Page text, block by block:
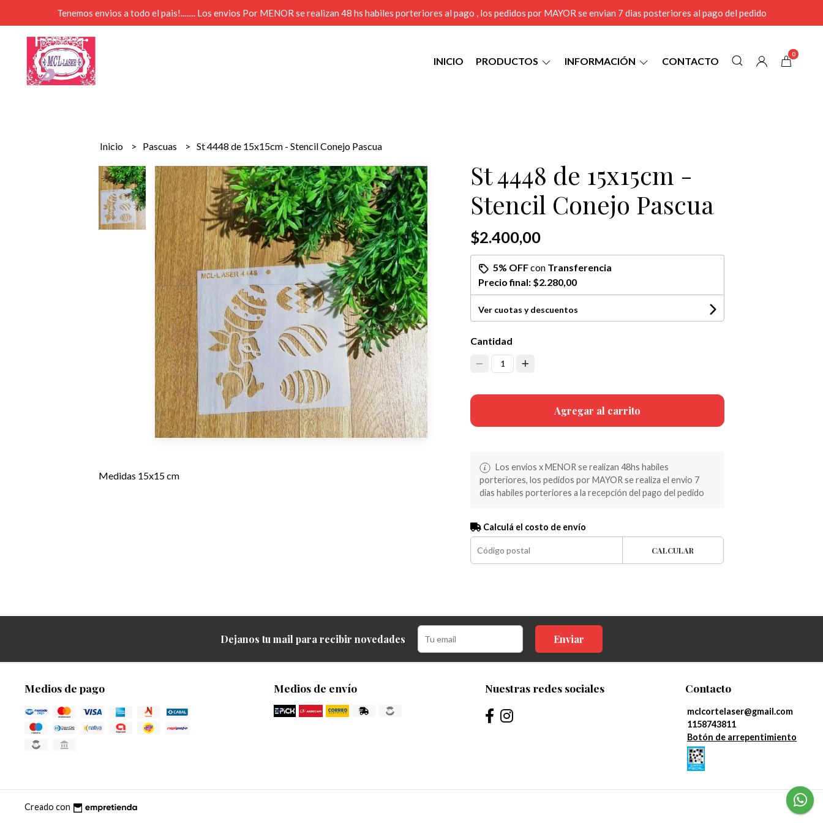
Tenemos envios a todo el pais!........ Los envios Por MENOR se realizan 48 hs habiles porteriores al pago , los pedidos por MAYOR se envian 7 dias posteriores al pago del pedido
INICIO PRODUCTOS INFORMACIÓN CONTACTO
0
Inicio Pascuas St 4448 de 15x15cm - Stencil Conejo Pascua
Medidas 15x15 cm
St 4448 de 15x15cm -
Stencil Conejo Pascua
$2.400,00
5% OFFcon Transferencia
Precio final: $2.280,00
Ver cuotas y descuentos
Cantidad
1
Agregar al carrito
Los envios x MENOR se realizan 48hs habiles
porteriores, los pedidos por MAYOR se realiza el envio 7
dias habiles porteriores a la recepción del pago del pedido
Calculá el costo de envío
CALCULAR
Dejanos tu mail para recibir novedades Enviar
Medios de pago Medios de envío Nuestras redes sociales Contacto
mclcortelaser@gmail.com
1158743811
Botón de arrepentimiento
Creado con